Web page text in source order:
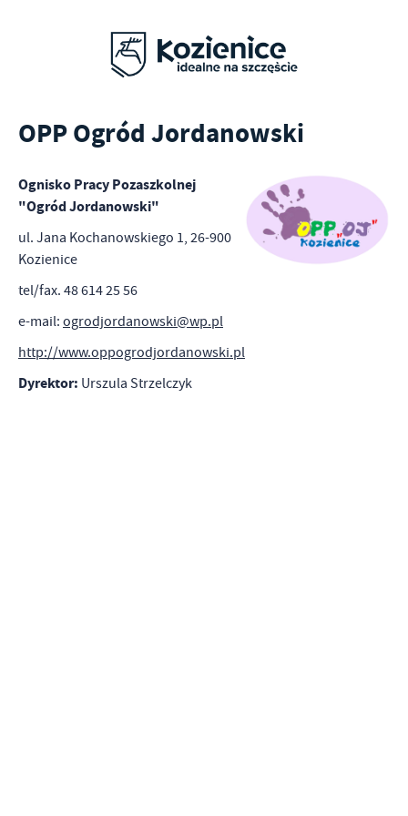
OPP Ogród Jordanowski
Ognisko Pracy Pozaszkolnej
"Ogród Jordanowski"
ul. Jana Kochanowskiego 1, 26-900
Kozienice
tel/fax. 48 614 25 56
e-mail: ogrodjordanowski@wp.pl
http://www.oppogrodjordanowski.pl
Dyrektor: Urszula Strzelczyk